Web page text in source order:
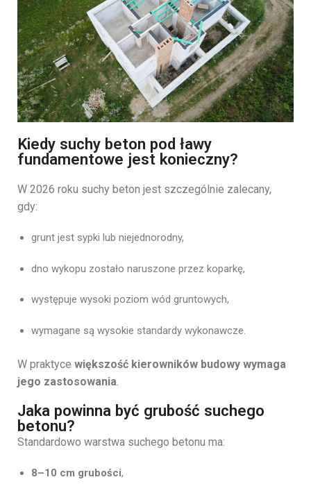
Kiedy suchy beton pod ławy
fundamentowe jest konieczny?
W 2026 roku suchy beton jest szczególnie zalecany,
gdy:
grunt jest sypki lub niejednorodny,
dno wykopu zostało naruszone przez koparkę,
występuje wysoki poziom wód gruntowych,
wymagane są wysokie standardy wykonawcze.
W praktyce większość kierowników budowy wymaga
jego zastosowania
Jaka powinna być grubość suchego
betonu?
Standardowo warstwa suchego betonu ma:
8–10 cm grubości,